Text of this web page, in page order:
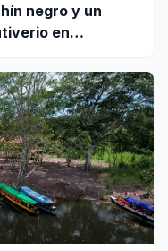
negro y un
en